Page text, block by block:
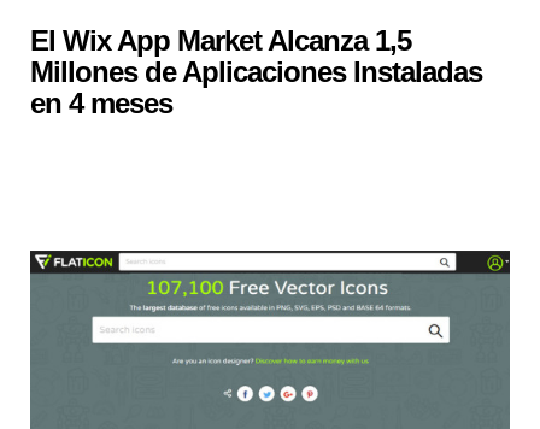
El Wix App Market Alcanza 1,5
Millones de Aplicaciones Instaladas
en 4 meses